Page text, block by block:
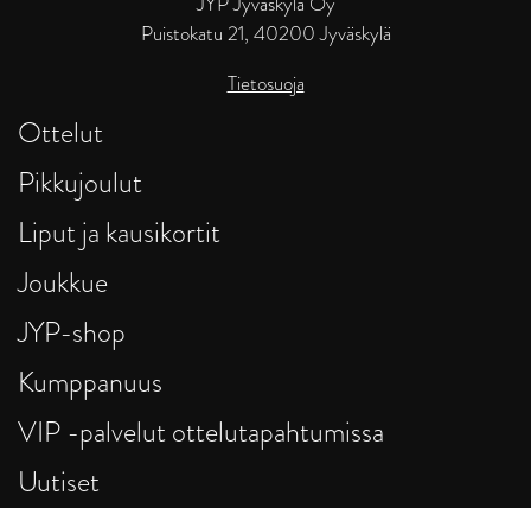
Puistokatu 21, 40200 Jyväskylä
Tietosuoja
Ottelut
Pikkujoulut
Liput ja kausikortit
Joukkue
JYP-shop
Kumppanuus
VIP -palvelut ottelutapahtumissa
Uutiset